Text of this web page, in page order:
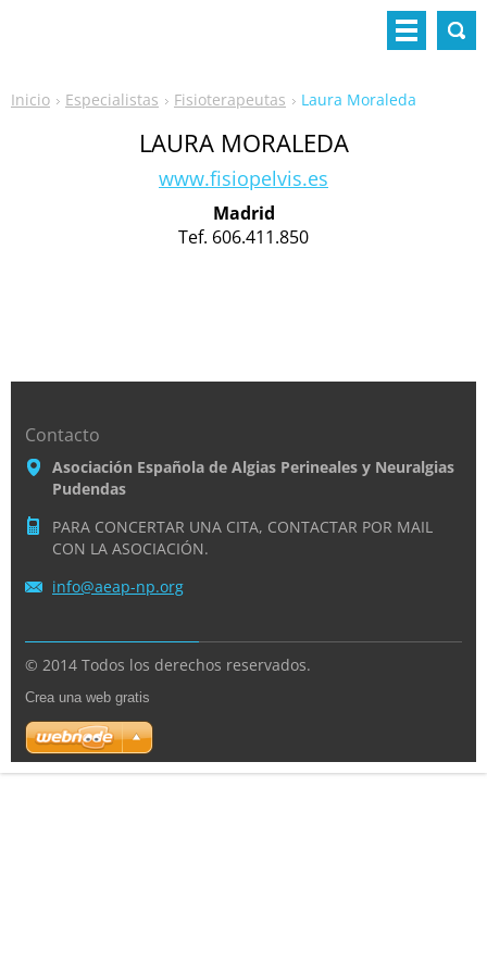
Inicio Especialistas Fisioterapeutas Laura Moraleda
LAURA MORALEDA
www.fisiopelvis.es
Madrid
Tef. 606.411.850
Contacto
Asociación Española de Algias Perineales y Neuralgias
Pudendas
PARA CONCERTAR UNA CITA, CONTACTAR POR MAIL
CON LA ASOCIACIÓN.
info@aeap-np.org
© 2014 Todos los derechos reservados.
Crea una web gratis